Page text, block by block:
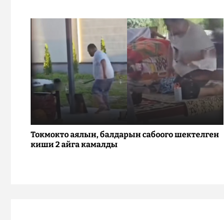
Токмокто аялын, балдарын сабоого шектелген
киши 2 айга камалды